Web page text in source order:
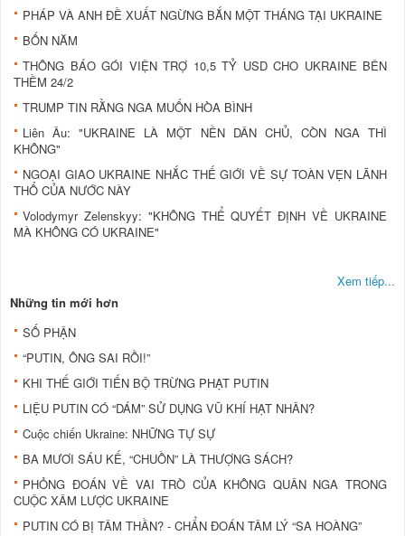
PHÁP VÀ ANH ĐỀ XUẤT NGỪNG BẮN MỘT THÁNG TẠI UKRAINE
BỐN NĂM
THÔNG BÁO GÓI VIỆN TRỢ 10,5 TỶ USD CHO UKRAINE BÊN
THỀM 24/2
TRUMP TIN RẰNG NGA MUỐN HÒA BÌNH
Liên Âu: "UKRAINE LÀ MỘT NỀN DÂN CHỦ, CÒN NGA THÌ
KHÔNG"
NGOẠI GIAO UKRAINE NHẮC THẾ GIỚI VỀ SỰ TOÀN VẸN LÃNH
THỔ CỦA NƯỚC NÀY
Volodymyr Zelenskyy: "KHÔNG THỂ QUYẾT ĐỊNH VỀ UKRAINE
MÀ KHÔNG CÓ UKRAINE"
Xem tiếp...
Những tin mới hơn
SỐ PHẬN
“PUTIN, ÔNG SAI RỒI!”
KHI THẾ GIỚI TIẾN BỘ TRỪNG PHẠT PUTIN
LIỆU PUTIN CÓ “DÁM” SỬ DỤNG VŨ KHÍ HẠT NHÂN?
Cuộc chiến Ukraine: NHỮNG TỰ SỰ
BA MƯƠI SÁU KẾ, “CHUỒN” LÀ THƯỢNG SÁCH?
PHỎNG ĐOÁN VỀ VAI TRÒ CỦA KHÔNG QUÂN NGA TRONG
CUỘC XÂM LƯỢC UKRAINE
PUTIN CÓ BỊ TÂM THẦN? - CHẨN ĐOÁN TÂM LÝ “SA HOÀNG”